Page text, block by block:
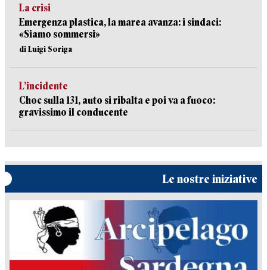
La crisi
Emergenza plastica, la marea avanza: i sindaci:
«Siamo sommersi»
di Luigi Soriga
L’incidente
Choc sulla 131, auto si ribalta e poi va a fuoco:
gravissimo il conducente
Le nostre iniziative